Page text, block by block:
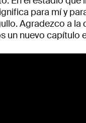
para mí y
Agradezco a
un nuevo capítulo